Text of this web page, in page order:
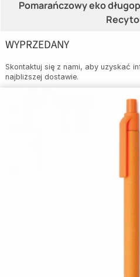
Pomarańczowy eko
WYPRZEDANY
Skontaktuj się z nami, aby uzyskać
najbliższej dostawie.